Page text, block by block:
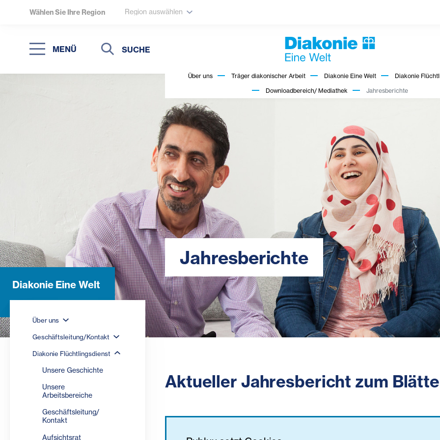
Wählen Sie Ihre Region Region auswählen
MENÜ
Suche
Suche
Über uns Träger diakonischer Arbeit Diakonie Eine Welt
Diakonie
Downloadbereich/ Mediathek
Jahresberichte
Jahresberichte
Diakonie Eine Welt
Über uns
Geschäftsleitung/Kontakt
Diakonie Flüchtlingsdienst
Unsere Geschichte
Unsere
Arbeitsbereiche
Geschäftsleitung/
Kontakt
Aufsichtsrat
Aktueller Jahresbericht zum